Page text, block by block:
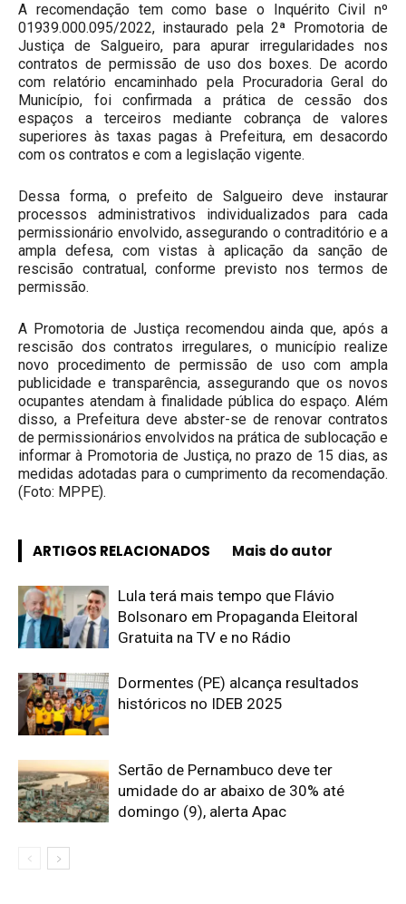
A recomendação tem como base o Inquérito Civil nº
01939.000.095/2022, instaurado pela 2ª Promotoria de
Justiça de Salgueiro, para apurar irregularidades nos
contratos de permissão de uso dos boxes. De acordo
com relatório encaminhado pela Procuradoria Geral do
Município, foi confirmada a prática de cessão dos
espaços a terceiros mediante cobrança de valores
superiores às taxas pagas à Prefeitura, em desacordo
com os contratos e com a legislação vigente.
Dessa forma, o prefeito de Salgueiro deve instaurar
processos administrativos individualizados para cada
permissionário envolvido, assegurando o contraditório e a
ampla defesa, com vistas à aplicação da sanção de
rescisão contratual, conforme previsto nos termos de
permissão.
A Promotoria de Justiça recomendou ainda que, após a
rescisão dos contratos irregulares, o município realize
novo procedimento de permissão de uso com ampla
publicidade e transparência, assegurando que os novos
ocupantes atendam à finalidade pública do espaço. Além
disso, a Prefeitura deve abster-se de renovar contratos
de permissionários envolvidos na prática de sublocação e
informar à Promotoria de Justiça, no prazo de 15 dias, as
medidas adotadas para o cumprimento da recomendação.
(Foto: MPPE).
ARTIGOS RELACIONADOS Mais do autor
Lula terá mais tempo que Flávio
Bolsonaro em Propaganda Eleitoral
Gratuita na TV e no Rádio
Dormentes (PE) alcança resultados
históricos no IDEB 2025
Sertão de Pernambuco deve ter
umidade do ar abaixo de 30% até
domingo (9), alerta Apac